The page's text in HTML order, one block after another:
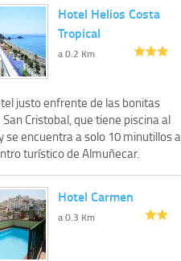
Hotel Helios Costa
Tropical
a 0.2 Km
justo enfrente de las bonitas
Cristobal, que tiene piscina al
se encuentra a solo 10 minutillos a
turístico de Almuñecar.
Hotel Carmen
a 0.3 Km